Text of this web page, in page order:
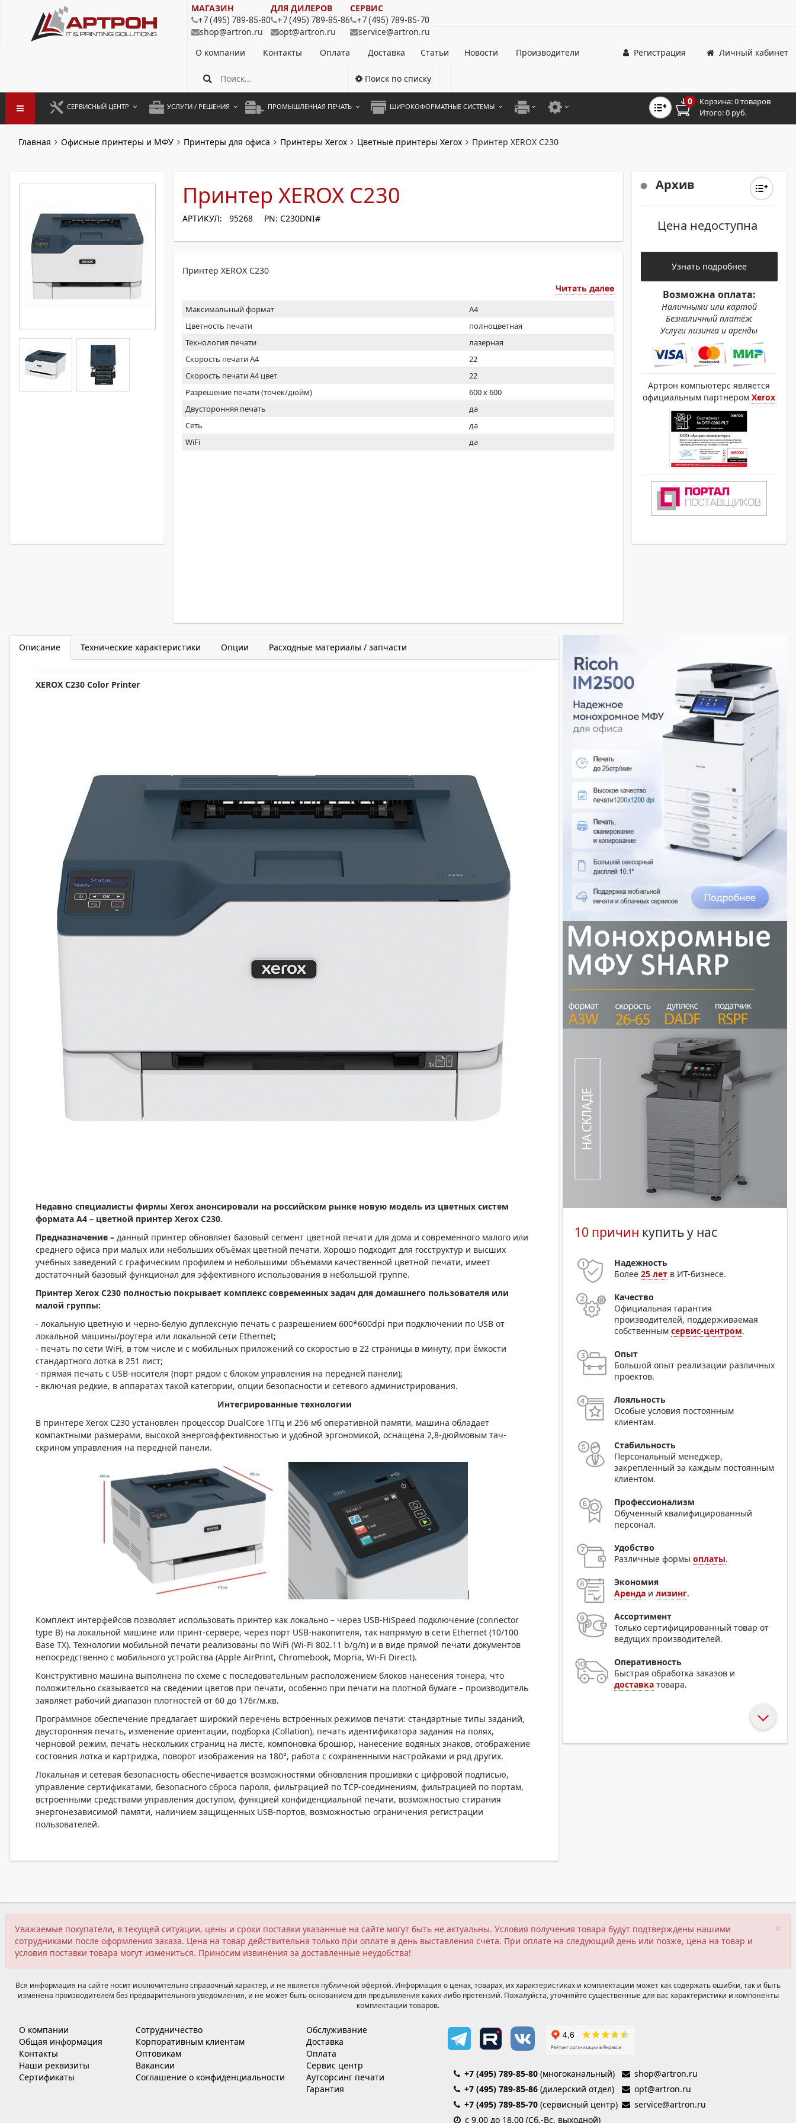
МАГАЗИН
+7 (495) 789-85-80
shop@artron.ru
ДЛЯ ДИЛЕРОВ
+7 (495) 789-85-86
opt@artron.ru
СЕРВИС
+7 (495) 789-85-70
service@artron.ru
О компании
Контакты Оплата Доставка Статьи Новости Производители Личный кабинет
Регистрация
Поиск по списку
СЕРВИСНЫЙ ЦЕНТР
ПРОФИЛАКТИКА И ТО
РАЗОВЫЕ РЕМОНТЫ
УСЛУГИ / РЕШЕНИЯ
АРЕНДА ОБОРУДОВАНИЯ
ПРОМЫШЛЕННАЯ ПЕЧАТЬ ШИРОКОФОРМАТНЫЕ СИСТЕМЫ
ДЛЯ ШИРОКОФОРМАТНЫХ СИСТЕМ
0 Корзина:0 товаров
Итого:0 руб.
Главная Офисные принтеры и МФУ Принтеры для офиса Принтеры Xerox Цветные принтеры Xerox Принтер XEROX C230
Принтер XEROX C230
АРТИКУЛ: 95268 PN: C230DNI#
Принтер XEROX C230
Читать далее
Максимальный формат
A4
Цветность печати
полноцветная
Технология печати
лазерная
Скорость печати А4
22
Скорость печати А4 цвет
22
Разрешение печати (точек/дюйм)
600 x 600
Двусторонняя печать
да
Сеть
да
WiFi
да
Архив
Цена недоступна
Узнать подробнее
Возможна оплата:
Наличными или картой
Безналичный платёж
Услуги лизинга и аренды
Артрон компьютерс является
официальным партнеромXerox
Описание Технические характеристики Опции Расходные материалы / запчасти
XEROX C230 Color Printer
Недавно специалисты фирмыXerox анонсировали на российском рынке новую модель из цветных систем
формата А4 – цветной принтерXerox С230.
Предназначение –данный принтер обновляет базовый сегмент цветной печати для дома и современного малого или
среднего офиса при малых или небольших объёмах цветной печати. Хорошо подходит для госструктур и высших
учебных заведений с графическим профилем и небольшими объёмами качественной цветной печати, имеет
достаточный базовый функционал для эффективного использования в небольшой группе.
ПринтерXerox С230 полностью покрывает комплекс современных задач для домашнего пользователя или
малой группы:
- локальную цветную и черно-белую дуплексную печать с разрешением 600*600dpi при подключении по USB от
локальной машины/роутера или локальной сети Ethernet;
- печать по сети WiFi, в том числе и с мобильных приложений со скоростью в 22 страницы в минуту, при ёмкости
стандартного лотка в 251 лист;
- прямая печать с USB-носителя (порт рядом с блоком управления на передней панели);
- включая редкие, в аппаратах такой категории, опции безопасности и сетевого администрирования.
Интегрированные технологии
В принтере Xerox С230 установлен процессор DualCore 1ГГц и 256 мб оперативной памяти, машина обладает
компактными размерами, высокой энергоэффективностью и удобной эргономикой, оснащена 2,8-дюймовым тач-
скрином управления на передней панели.
Комплект интерфейсов позволяет использовать принтер как локально – через USB-HiSpeed подключение (connector
type B) на локальной машине или принт-сервере, через порт USB-накопителя, так напрямую в сети Ethernet (10/100
Base TX). Технологии мобильной печати реализованы по WiFi (Wi-Fi 802.11 b/g/n) и в виде прямой печати документов
непосредственно с мобильного устройства (Apple AirPrint, Chromebook, Mopria, Wi-Fi Direct).
Конструктивно машина выполнена по схеме с последовательным расположением блоков нанесения тонера, что
положительно сказывается на сведении цветов при печати, особенно при печати на плотной бумаге – производитель
заявляет рабочий диапазон плотностей от 60 до 176г/м.кв.
Программное обеспечение предлагает широкий перечень встроенных режимов печати: стандартные типы заданий,
двусторонняя печать, изменение ориентации, подборка (Collation), печать идентификатора задания на полях,
черновой режим, печать нескольких страниц на листе, компоновка брошюр, нанесение водяных знаков, отображение
состояния лотка и картриджа, поворот изображения на 180°, работа с сохраненными настройками и ряд других.
Локальная и сетевая безопасность обеспечивается возможностями обновления прошивки с цифровой подписью,
управление сертификатами, безопасного сброса пароля, фильтрацией по TCP-соединениям, фильтрацией по портам,
встроенными средствами управления доступом, функцией конфиденциальной печати, возможностью стирания
энергонезависимой памяти, наличием защищенных USB-портов, возможностью ограничения регистрации
пользователей.
10 причин купить у нас
Надежность
Более25 лет в ИТ-бизнесе.
Качество
Официальная гарантия
производителей, поддерживаемая
собственнымсервис-центром.
Опыт
Большой опыт реализации различных
проектов.
Лояльность
Особые условия постоянным
клиентам.
Стабильность
Персональный менеджер,
закрепленный за каждым постоянным
клиентом.
Профессионализм
Обученный квалифицированный
персонал.
Удобство
Различные формыоплаты.
Экономия
Аренда илизинг.
Ассортимент
Только сертифицированный товар от
ведущих производителей.
Оперативность
Быстрая обработка заказов и
доставка товара.
×
Уважаемые покупатели, в текущей ситуации, цены и сроки поставки указанные на сайте могут быть не актуальны. Условия получения товара будут подтверждены нашими
сотрудниками после оформления заказа. Цена на товар действительна только при оплате в день выставления счета. При оплате на следующий день или позже, цена на товар и
условия поставки товара могут измениться. Приносим извинения за доставленные неудобства!
Вся информация на сайте носит исключительно справочный характер, и не является публичной офертой. Информация о ценах, товарах, их характеристиках и комплектации может как содержать ошибки, так и быть
изменена производителем без предварительного уведомления, и не может быть основанием для предъявления каких-либо претензий. Пожалуйста, уточняйте существенные для вас характеристики и компоненты
комплектации товаров.
О компании
Общая информация
Контакты
Наши реквизиты
Сертификаты
Сотрудничество
Корпоративным клиентам
Оптовикам
Вакансии
Соглашение о конфиденциальности
Обслуживание
Доставка
Оплата
Сервис центр
Аутсорсинг печати
Гарантия
+7 (495) 789-85-80(многоканальный)
shop@artron.ru
+7 (495) 789-85-86(дилерский отдел)
opt@artron.ru
+7 (495) 789-85-70(сервисный центр)
service@artron.ru
с 9.00 до 18.00 (Сб.-Вс. выходной)